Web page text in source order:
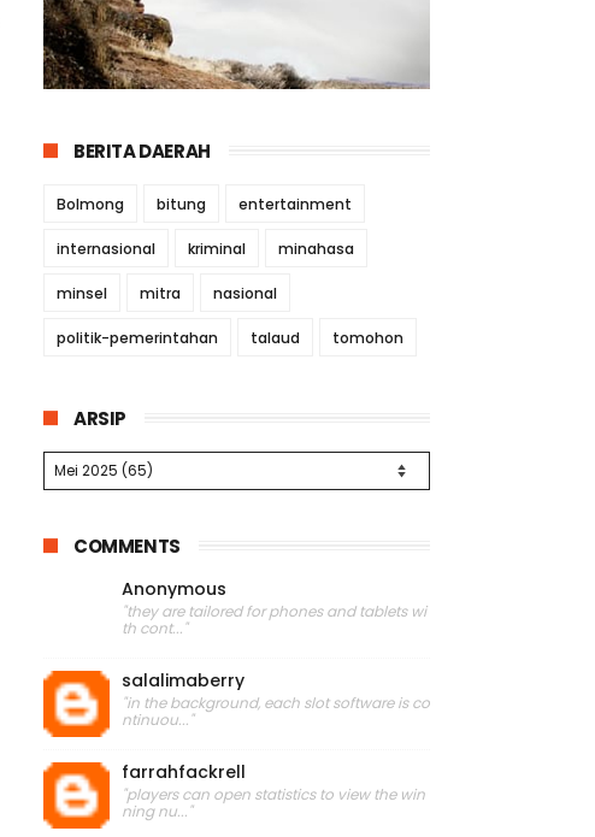
BERITA DAERAH
Bolmong bitung entertainment
internasional kriminal minahasa
minsel mitra nasional
politik-pemerintahan talaud tomohon
ARSIP
COMMENTS
Anonymous
"they are tailored for phones and tablets wi
th cont..."
salalimaberry
"in the background, each slot software is co
ntinuou..."
farrahfackrell
"players can open statistics to view the win
ning nu..."